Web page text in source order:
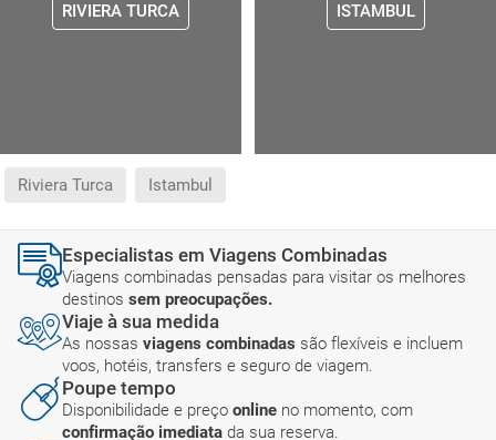
RIVIERA TURCA ISTAMBUL
Riviera Turca Istambul
Especialistas em Viagens Combinadas
Viagens combinadas pensadas para visitar os melhores
destinos sem preocupações.
Viaje à sua medida
As nossas viagens combinadas são flexíveis e incluem
voos, hotéis, transfers e seguro de viagem.
Poupe tempo
Disponibilidade e preço online no momento, com
confirmação imediata da sua reserva.